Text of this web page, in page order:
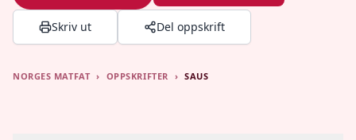
Skriv ut Del oppskrift
NORGES MATFAT › OPPSKRIFTER › SAUS